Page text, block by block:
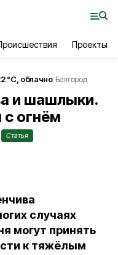
Проекты
°С, облачно Белгород
и шашлыки.
огнём
Статья
случаях
могут принять
к тяжёлым